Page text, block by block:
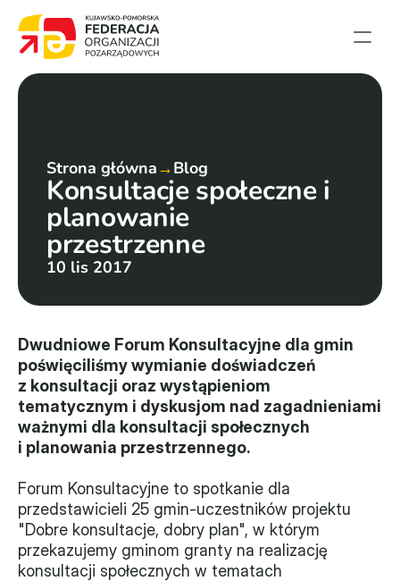
Projekty
Członkowie
English summary
Kontakt
Federacja
Statut i sprawozdania
Karta zasad
Władze
Narzędzie samooceny
Kalendarz działań
Strona główna→Blog
Konsultacje społeczne i
planowanie
przestrzenne
10 lis 2017
Dwudniowe Forum Konsultacyjne dla gmin
poświęciliśmy wymianie doświadczeń
z konsultacji oraz wystąpieniom
tematycznym i dyskusjom nad zagadnieniami
ważnymi dla konsultacji społecznych
i planowania przestrzennego.
Forum Konsultacyjne to spotkanie dla
przedstawicieli 25 gmin-uczestników projektu
"Dobre konsultacje, dobry plan", w którym
przekazujemy gminom granty na realizację
konsultacji społecznych w tematach